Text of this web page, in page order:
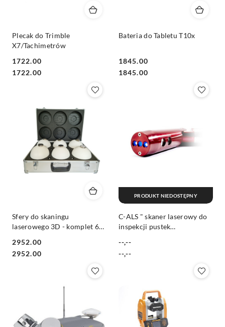
Plecak do Trimble
X7/Tachimetrów
Cena:
1722.00
Cena:
1722.00
Bateria do Tabletu T10x
Cena:
1845.00
Cena:
1845.00
Sfery do skaningu
laserowego 3D - komplet 6
Cena:
2952.00
Cena:
2952.00
C-ALS " skaner laserowy do
inspekcji pustek
Cena:
--,--
Cena:
--,--
PRODUKT NIEDOSTĘPNY